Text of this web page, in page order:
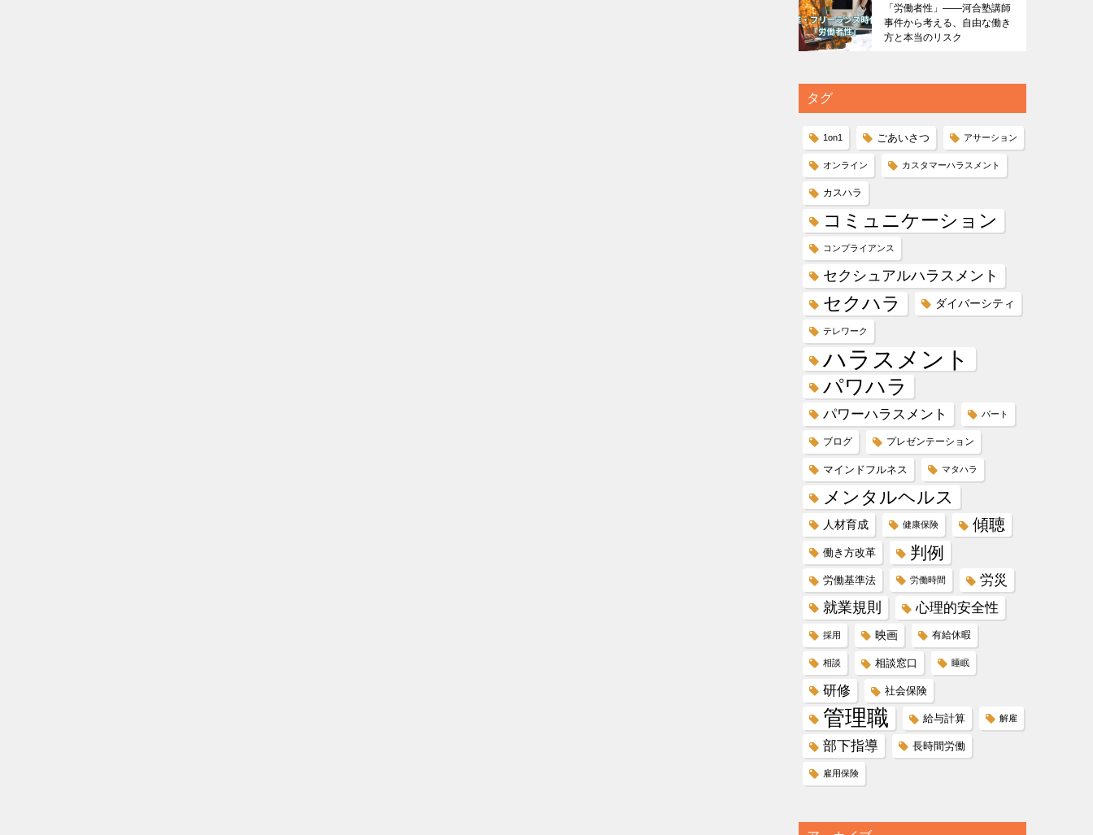
「労働者性」――河合塾講師
事件から考える、自由な働き
方と本当のリスク
タグ
1on1 ごあいさつ アサーション
オンライン カスタマーハラスメント
カスハラ
コミュニケーション
コンプライアンス
セクシュアルハラスメント
セクハラ ダイバーシティ
テレワーク
ハラスメント
パワハラ
パワーハラスメント パート
ブログ プレゼンテーション
マインドフルネス マタハラ
メンタルヘルス
人材育成 健康保険 傾聴
働き方改革 判例
労働基準法 労働時間 労災
就業規則 心理的安全性
採用 映画 有給休暇
相談 相談窓口 睡眠
研修 社会保険
管理職 給与計算 解雇
部下指導 長時間労働
雇用保険